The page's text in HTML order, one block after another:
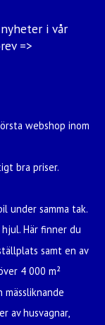
i vår
=>
webshop inom
bra priser.
under samma tak.
Här finner du
samt en av
4 000 m²
av husvagnar,